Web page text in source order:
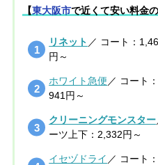
【東大阪市で近くて安い料金
リネット ／ コート：
円～
ホワイト急便 ／ コート
941円～
クリーニングモンスター
ーツ上下：2,332円～
イセヅドライ ／ コート